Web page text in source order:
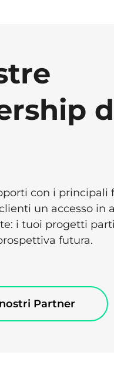
con i principali
un accesso in
i tuoi progetti
futura.
Partner